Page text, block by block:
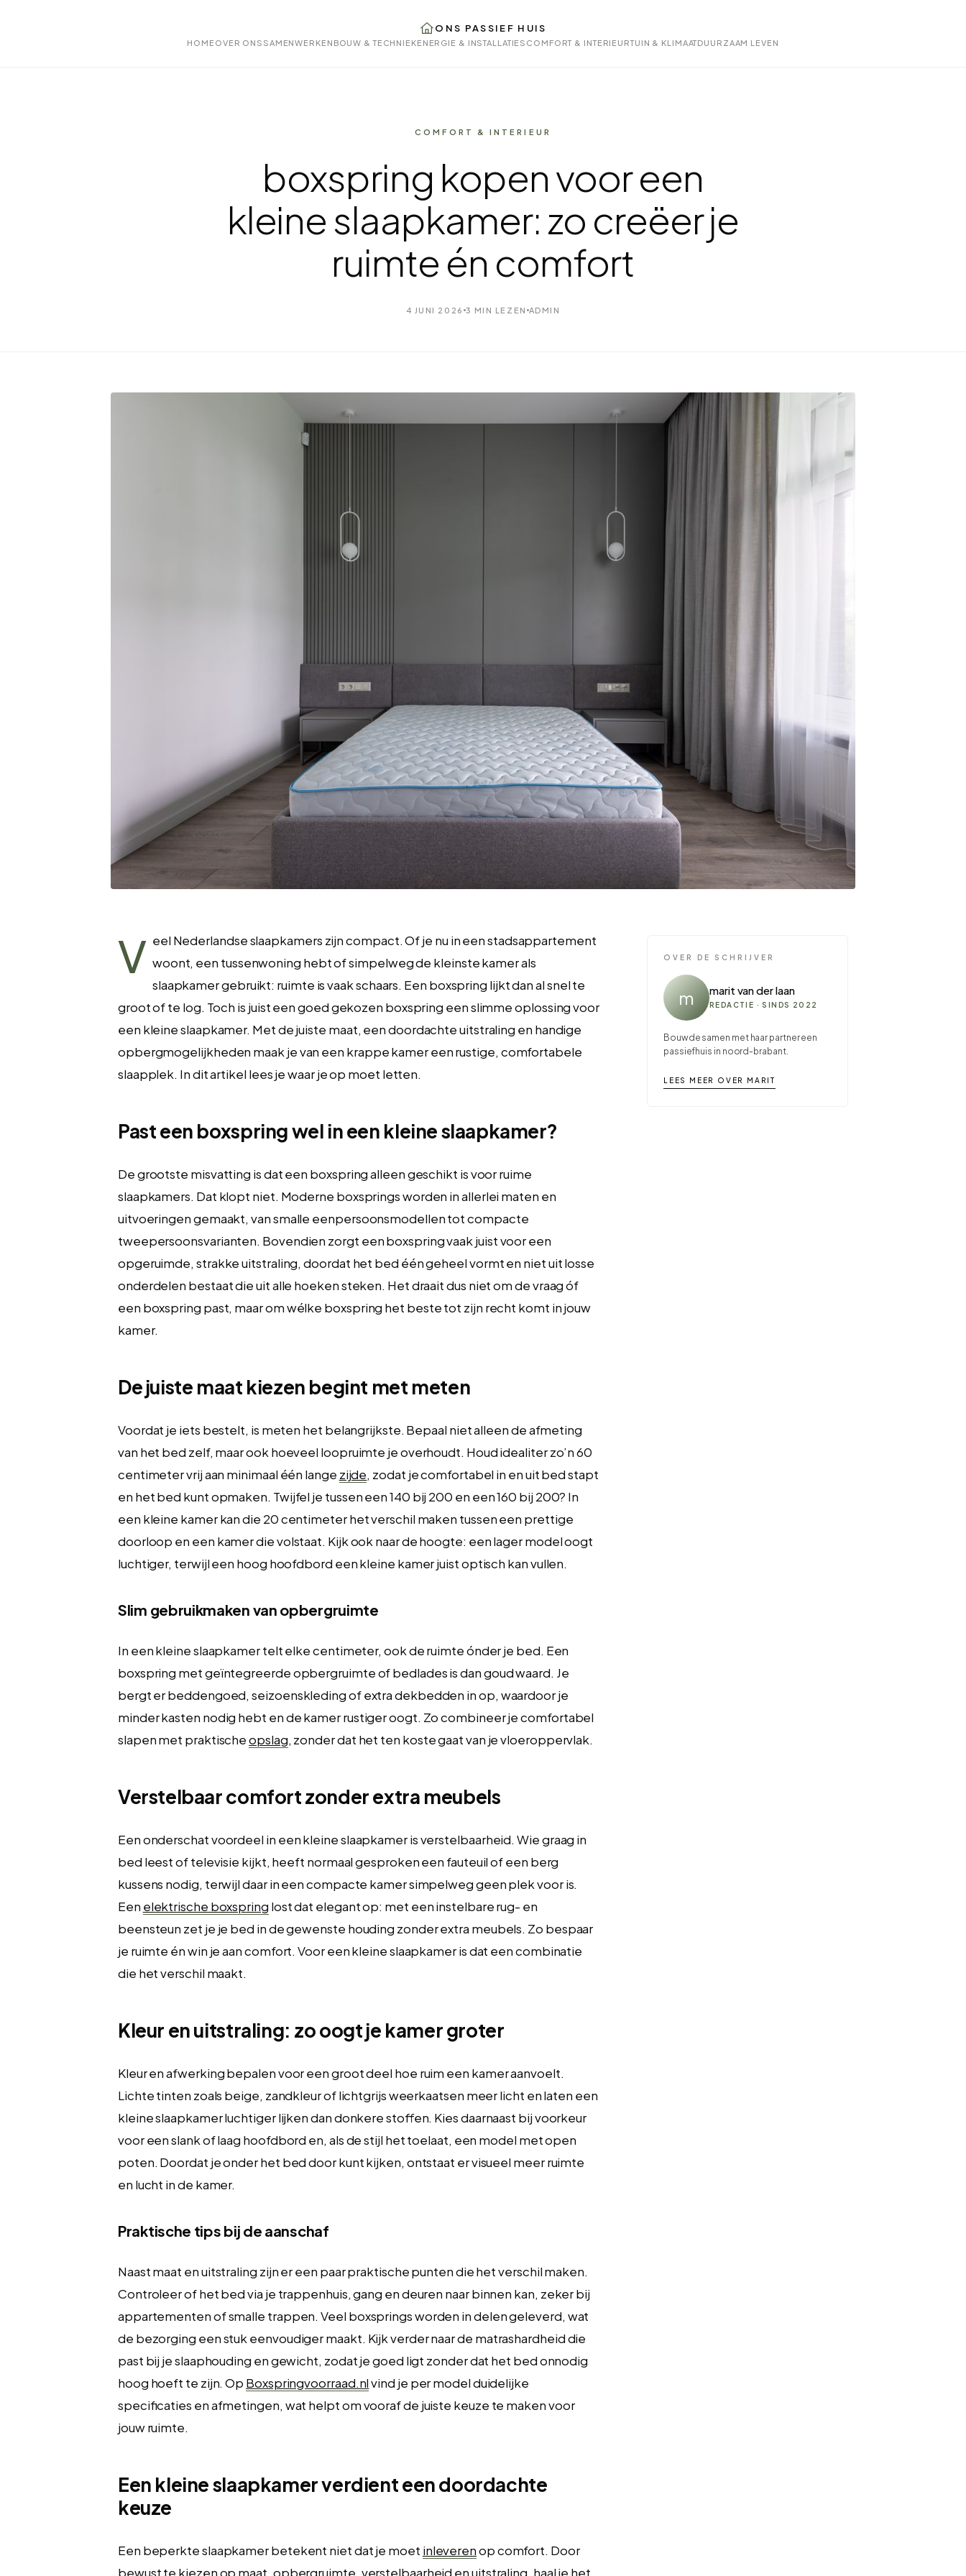
ONS PASSIEF HUIS
HOMEOVER ONS SAMENWERKEN BOUW & TECHNIEKENERGIE & INSTALLATIES COMFORT & INTERIEURTUIN & KLIMAATDUURZAAM LEVEN
COMFORT & INTERIEUR
boxspring kopen voor een
kleine slaapkamer: zo creëer je
ruimte én comfort
4 JUNI 2026 3 MIN LEZEN ADMIN
V eel Nederlandse slaapkamers zijn compact. Of je nu in een stadsappartement
woont, een tussenwoning hebt of simpelweg de kleinste kamer als
slaapkamer gebruikt: ruimte is vaak schaars. Een boxspring lijkt dan al snel te
groot of te log. Toch is juist een goed gekozen boxspring een slimme oplossing voor
een kleine slaapkamer. Met de juiste maat, een doordachte uitstraling en handige
opbergmogelijkheden maak je van een krappe kamer een rustige, comfortabele
slaapplek. In dit artikel lees je waar je op moet letten.
Past een boxspring wel in een kleine slaapkamer?
De grootste misvatting is dat een boxspring alleen geschikt is voor ruime
slaapkamers. Dat klopt niet. Moderne boxsprings worden in allerlei maten en
uitvoeringen gemaakt, van smalle eenpersoonsmodellen tot compacte
tweepersoonsvarianten. Bovendien zorgt een boxspring vaak juist voor een
opgeruimde, strakke uitstraling, doordat het bed één geheel vormt en niet uit losse
onderdelen bestaat die uit alle hoeken steken. Het draait dus niet om de vraag óf
een boxspring past, maar om wélke boxspring het beste tot zijn recht komt in jouw
kamer.
De juiste maat kiezen begint met meten
Voordat je iets bestelt, is meten het belangrijkste. Bepaal niet alleen de afmeting
van het bed zelf, maar ook hoeveel loopruimte je overhoudt. Houd idealiter zo’n 60
centimeter vrij aan minimaal één lange zijde, zodat je comfortabel in en uit bed stapt
en het bed kunt opmaken. Twijfel je tussen een 140 bij 200 en een 160 bij 200? In
een kleine kamer kan die 20 centimeter het verschil maken tussen een prettige
doorloop en een kamer die volstaat. Kijk ook naar de hoogte: een lager model oogt
luchtiger, terwijl een hoog hoofdbord een kleine kamer juist optisch kan vullen.
Slim gebruikmaken van opbergruimte
In een kleine slaapkamer telt elke centimeter, ook de ruimte ónder je bed. Een
boxspring met geïntegreerde opbergruimte of bedlades is dan goud waard. Je
bergt er beddengoed, seizoenskleding of extra dekbedden in op, waardoor je
minder kasten nodig hebt en de kamer rustiger oogt. Zo combineer je comfortabel
slapen met praktischeopslag, zonder dat het ten koste gaat van je vloeroppervlak.
Verstelbaar comfort zonder extra meubels
Een onderschat voordeel in een kleine slaapkamer is verstelbaarheid. Wie graag in
bed leest of televisie kijkt, heeft normaal gesproken een fauteuil of een berg
kussens nodig, terwijl daar in een compacte kamer simpelweg geen plek voor is.
Een elektrische boxspring lost dat elegant op: met een instelbare rug- en
beensteun zet je je bed in de gewenste houding zonder extra meubels. Zo bespaar
je ruimte én win je aan comfort. Voor een kleine slaapkamer is dat een combinatie
die het verschil maakt.
Kleur en uitstraling: zo oogt je kamer groter
Kleur en afwerking bepalen voor een groot deel hoe ruim een kamer aanvoelt.
Lichte tinten zoals beige, zandkleur of lichtgrijs weerkaatsen meer licht en laten een
kleine slaapkamer luchtiger lijken dan donkere stoffen. Kies daarnaast bij voorkeur
voor een slank of laag hoofdbord en, als de stijl het toelaat, een model met open
poten. Doordat je onder het bed door kunt kijken, ontstaat er visueel meer ruimte
en lucht in de kamer.
Praktische tips bij de aanschaf
Naast maat en uitstraling zijn er een paar praktische punten die het verschil maken.
Controleer of het bed via je trappenhuis, gang en deuren naar binnen kan, zeker bij
appartementen of smalle trappen. Veel boxsprings worden in delen geleverd, wat
de bezorging een stuk eenvoudiger maakt. Kijk verder naar de matrashardheid die
past bij je slaaphouding en gewicht, zodat je goed ligt zonder dat het bed onnodig
hoog hoeft te zijn. Op Boxspringvoorraad.nlvind je per model duidelijke
specificaties en afmetingen, wat helpt om vooraf de juiste keuze te maken voor
jouw ruimte.
Een kleine slaapkamer verdient een doordachte
keuze
Een beperkte slaapkamer betekent niet dat je moet inleverenop comfort. Door
bewust te kiezen op maat, opbergruimte, verstelbaarheid en uitstraling, haal je het
OVER DE SCHRIJVER
m marit van der laan
REDACTIE · SINDS 2022
Bouwde samen met haar partner een
passiefhuis in noord-brabant.
LEES MEER OVER MARIT